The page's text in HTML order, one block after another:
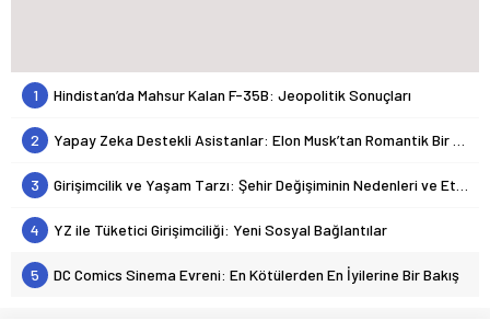
1 Hindistan’da Mahsur Kalan F-35B: Jeopolitik Sonuçları
2 Yapay Zeka Destekli Asistanlar: Elon Musk’tan Romantik Bir Hamle mi?
3 Girişimcilik ve Yaşam Tarzı: Şehir Değişiminin Nedenleri ve Etkileri
4 YZ ile Tüketici Girişimciliği: Yeni Sosyal Bağlantılar
5 DC Comics Sinema Evreni: En Kötülerden En İyilerine Bir Bakış